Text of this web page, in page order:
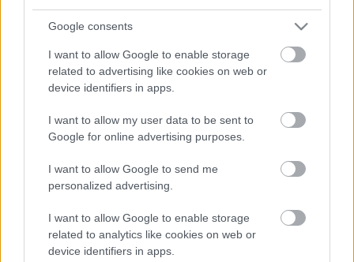
Google consents
I want to allow Google to enable storage
related to advertising like cookies on web or
device identifiers in apps.
I want to allow my user data to be sent to
Google for online advertising purposes.
I want to allow Google to send me
personalized advertising.
I want to allow Google to enable storage
related to analytics like cookies on web or
device identifiers in apps.
Η Ιταλία ανακηρύχθηκε ο «απόλυτος» προορισμός στον κόσμο
13 Ιουνίου 2025, 14:38
Οι βαθμολογίες ασφάλειας και βιοποικιλότητας, καθώς και η προσιτή τιμή